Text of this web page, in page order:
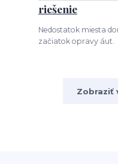
riešenie
Nedostatok miesta
začiatok opravy áut.
Zobraziť